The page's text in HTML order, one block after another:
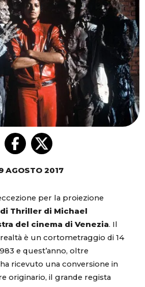
AGOSTO 2017
per la proiezione
Thriller di Michael
del cinema di Venezia. Il
è un cortometraggio di 14
e quest’anno, oltre
ricevuto una conversione in
originario, il grande regista